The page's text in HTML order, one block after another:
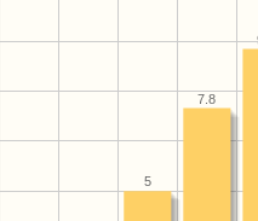
7.8
5